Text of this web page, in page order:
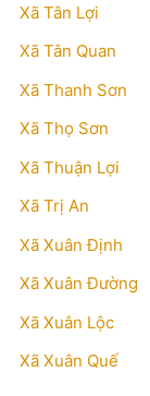
Xã Tân Lợi
Xã Tân Quan
Xã Thanh Sơn
Xã Thọ Sơn
Xã Thuận Lợi
Xã Trị An
Xã Xuân Định
Xã Xuân Đường
Xã Xuân Lộc
Xã Xuân Quế